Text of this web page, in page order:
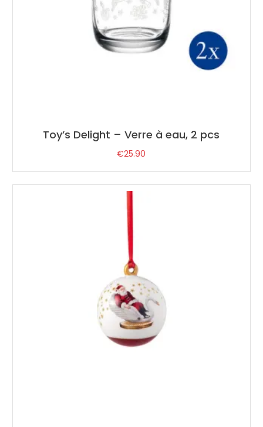
Toy’s Delight – Verre à eau, 2 pcs
€25.90